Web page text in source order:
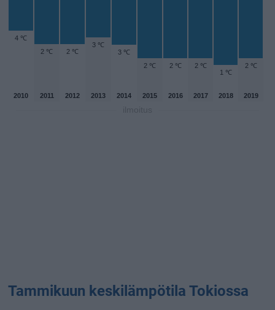
4 ℃
2 ℃ 2 ℃
3 ℃
3 ℃
2 ℃ 2 ℃ 2 ℃
1 ℃
2 ℃
2010 2011 2012 2013 2014 2015 2016 2017 2018 2019
Tammikuun keskilämpötila Tokiossa